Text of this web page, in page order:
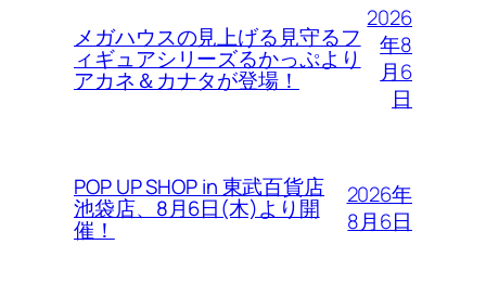
メガハウスの見上げる見守るフ
ィギュアシリーズるかっぷより
アカネ＆カナタが登場！
2026
年8
月6
日
POP UP SHOP in 東武百貨店
池袋店、8月6日(木)より開
催！
2026年
8月6日